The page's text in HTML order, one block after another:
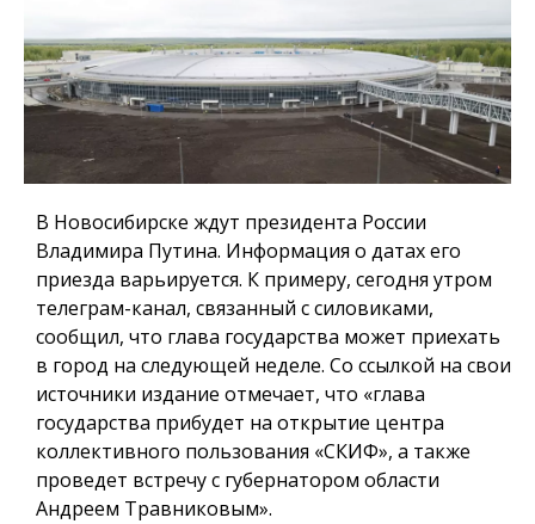
В Новосибирске ждут президента России
Владимира Путина. Информация о датах его
приезда варьируется. К примеру, сегодня утром
телеграм-канал, связанный с силовиками,
сообщил, что глава государства может приехать
в город на следующей неделе. Со ссылкой на свои
источники издание отмечает, что «глава
государства прибудет на открытие центра
коллективного пользования «СКИФ», а также
проведет встречу с губернатором области
Андреем Травниковым».